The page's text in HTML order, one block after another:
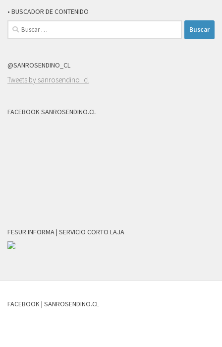
• BUSCADOR DE CONTENIDO
Buscar:
@SANROSENDINO_CL
Tweets by sanrosendino_cl
FACEBOOK SANROSENDINO.CL
FESUR INFORMA | SERVICIO CORTO LAJA
FACEBOOK | SANROSENDINO.CL